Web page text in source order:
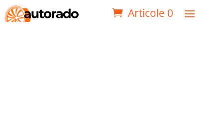
Articole 0